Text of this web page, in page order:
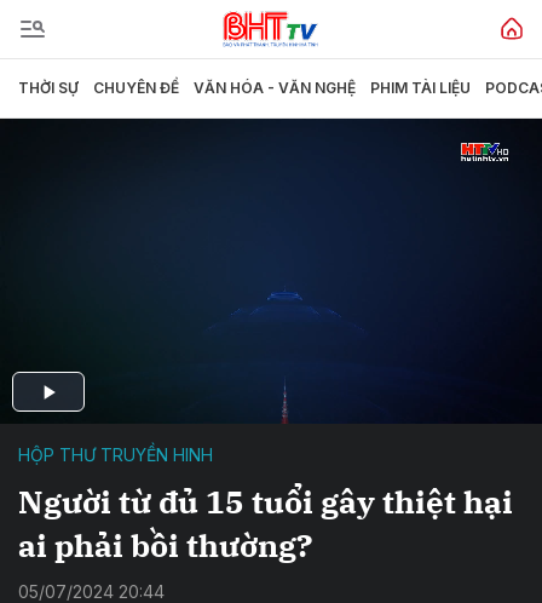
THỜI SỰ CHUYÊN ĐỀ VĂN HÓA - VĂN NGHỆ PHIM TÀI LIỆU
HỘP THƯ TRUYỀN HINH
Người từ đủ 15 tuổi gây thiệt hại
ai phải bồi thường?
05/07/2024 20:44